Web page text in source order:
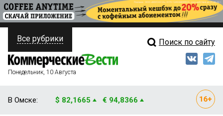
ПОЛИТИКА
ФИНАНСЫ
Свежий выпуск
Все рубрики Поиск по сайту
Понедельник, 10 Августа
В Омске: $ 82,1665 € 94,8366